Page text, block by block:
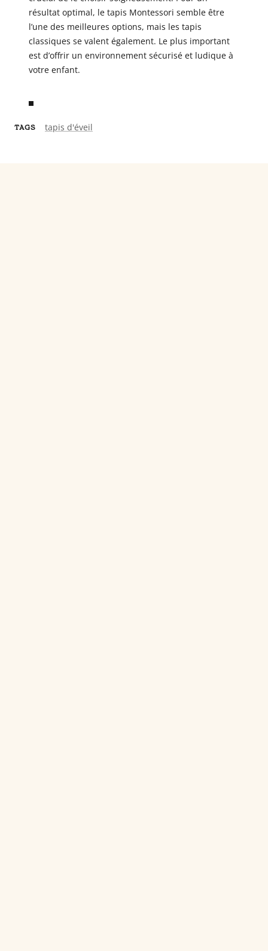
résultat optimal, le tapis Montessori semble être
l’une des meilleures options, mais les tapis
classiques se valent également. Le plus important
est d’offrir un environnement sécurisé et ludique à
votre enfant.
TAGS tapis d'éveil